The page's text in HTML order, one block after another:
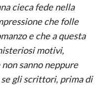
cieca fede nella
che folle
e che a questa
motivi,
sanno neppure
gli scrittori, prima di